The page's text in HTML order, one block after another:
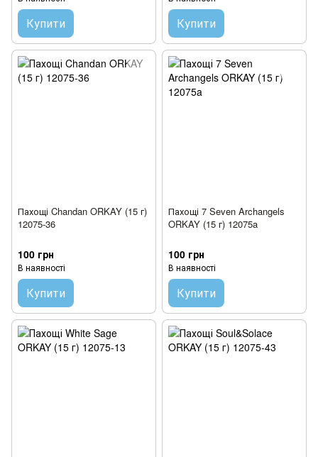
Купити Купити
Пахощі Chandan ORKAY (15 г)
12075-36
100 грн
В наявності
Купити
Пахощі 7 Seven Archangels
ORKAY (15 г) 12075a
100 грн
В наявності
Купити